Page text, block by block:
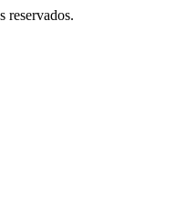
reservados.